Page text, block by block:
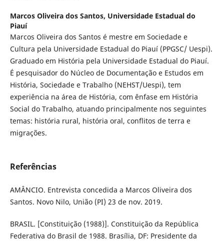
Marcos Oliveira dos Santos, Universidade Estadual do
Piauí
Marcos Oliveira dos Santos é mestre em Sociedade e
Cultura pela Universidade Estadual do Piauí (PPGSC/ Uespi).
Graduado em História pela Universidade Estadual do Piauí.
É pesquisador do Núcleo de Documentação e Estudos em
História, Sociedade e Trabalho (NEHST/Uespi), tem
experiência na área de História, com ênfase em História
Social do Trabalho, atuando principalmente nos seguintes
temas: história rural, história oral, conflitos de terra e
migrações.
Referências
AMÂNCIO. Entrevista concedida a Marcos Oliveira dos
Santos. Novo Nilo, União (PI) 23 de nov. 2019.
BRASIL. [Constituição (1988)]. Constituição da República
Federativa do Brasil de 1988. Brasília, DF: Presidente da